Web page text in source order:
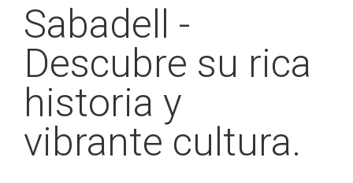
Sabadell -
Descubre su rica
historia y
vibrante cultura.